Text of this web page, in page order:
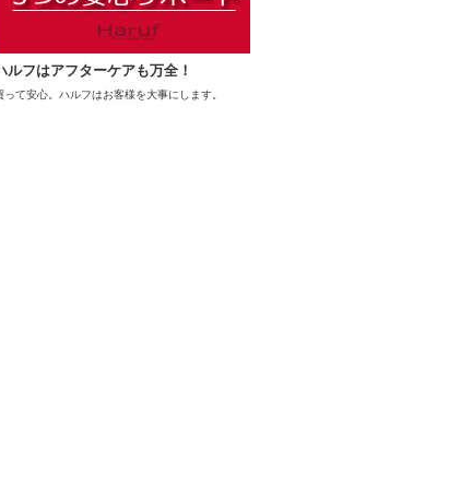
ルフはアフターケアも万全！
って安心。ハルフはお客様を大事にします。